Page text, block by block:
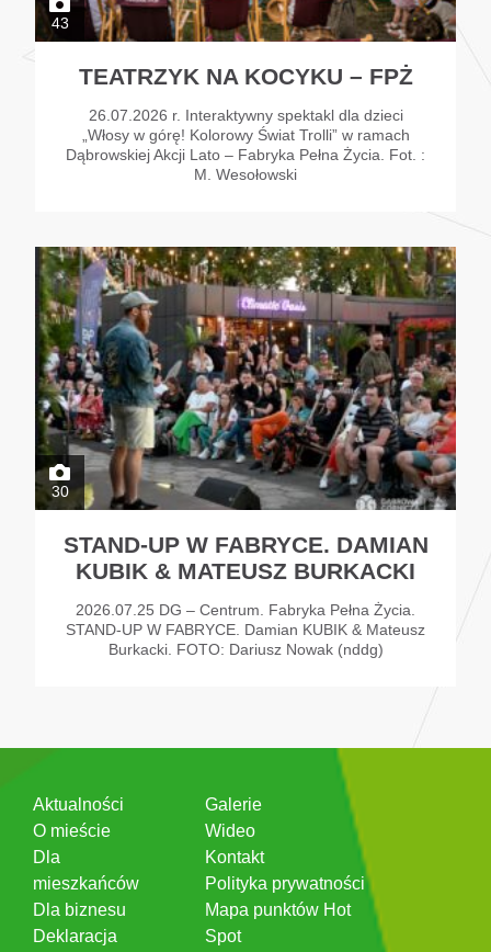
43
TEATRZYK NA KOCYKU – FPŻ
26.07.2026 r. Interaktywny spektakl dla dzieci
„Włosy w górę! Kolorowy Świat Trolli” w ramach
Dąbrowskiej Akcji Lato – Fabryka Pełna Życia. Fot. :
M. Wesołowski
30
STAND-UP W FABRYCE. DAMIAN
KUBIK & MATEUSZ BURKACKI
2026.07.25 DG – Centrum. Fabryka Pełna Życia.
STAND-UP W FABRYCE. Damian KUBIK & Mateusz
Burkacki. FOTO: Dariusz Nowak (nddg)
Aktualności
O mieście
Dla
mieszkańców
Dla biznesu
Deklaracja
Galerie
Wideo
Kontakt
Polityka prywatności
Mapa punktów Hot
Spot